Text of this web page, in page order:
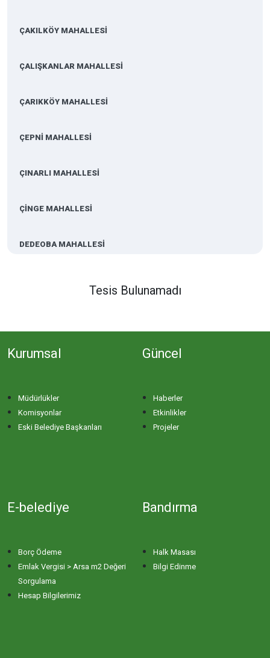
ÇAKILKÖY MAHALLESİ
ÇALIŞKANLAR MAHALLESİ
ÇARIKKÖY MAHALLESİ
ÇEPNİ MAHALLESİ
ÇINARLI MAHALLESİ
ÇİNGE MAHALLESİ
DEDEOBA MAHALLESİ
DOĞANPINAR MAHALLESİ
DUTLİMAN MAHALLESİ
ERİKLİ MAHALLESİ
ESKİZİRAATLİ MAHALLESİ
Tesis Bulunamadı
Kurumsal
Müdürlükler
Komisyonlar
Eski Belediye Başkanları
Güncel
Haberler
Etkinlikler
Projeler
E-belediye
Borç Ödeme
Emlak Vergisi > Arsa m2 Değeri
Sorgulama
Hesap Bilgilerimiz
Bandırma
Halk Masası
Bilgi Edinme